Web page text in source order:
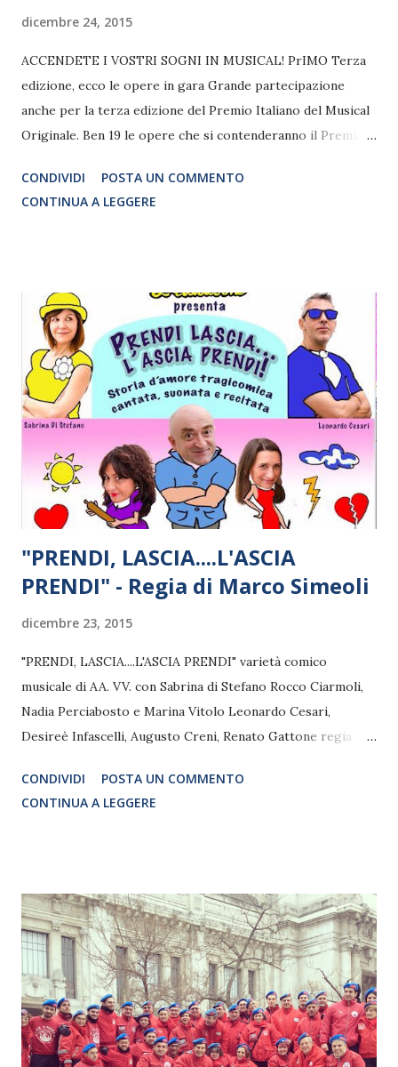
dicembre 24, 2015
ACCENDETE I VOSTRI SOGNI IN MUSICAL! PrIMO Terza
edizione, ecco le opere in gara Grande partecipazione
anche per la terza edizione del Premio Italiano del Musical
Originale. Ben 19 le opere che si contenderanno il Premio
Speciale di Saverio Marconi. Sette infine verranno scelte
dalla Giuria di Qualità per partecipare al voto on-line che
Anna dei sentieri di Simone Oliva e Cristian Cattini
Casanova di Anna Hurkmans e Raffaele Paglione Cookies di
Lorenzo Vacchi e Stefano Bonsi Divina Commedia di
Antonio Spaziano Dorian Live di Alessandro Oliver
Dorothy e il regno di Oz di Maurizio Brandalese, Valentina
Paiano, Alessandro Chiodini, Stefano Rossi Galileo Opera
Prog di Raimondo Di Cicco I Il Giudi...
CONDIVIDI
POSTA UN COMMENTO
CONTINUA A LEGGERE
"PRENDI, LASCIA....L'ASCIA
PRENDI" - Regia di Marco Simeoli
dicembre 23, 2015
"PRENDI, LASCIA....L'ASCIA PRENDI" varietà comico
musicale di AA. VV. con Sabrina di Stefano Rocco Ciarmoli,
Nadia Perciabosto e Marina Vitolo Leonardo Cesari,
Desireè Infascelli, Augusto Creni, Renato Gattone regia
Ormeggiato sotto Ponte Cavour IL 27 DICEMBRE 2015
Cosa succede se un quartetto jazz, una cantautrice, due
che il 27 dicembre sarà in scena al Lian Club di Roma. Sul
palco oltre a Sabrina di Stefano, cantautrice romana, si
esibiranno Leonardo Cesari, percussioni, Desireè Infascelli
alla fisarmonica, Augusto Creni alla chitarra manouche e
Renato Gattone al contrabbasso. Ad arricchire ancor di più
lo spettacolo tre attori comici: Rocco Ciarmoli, Nadia
Perciabosto e Marina Vitolo che insieme esplorano le
CONDIVIDI
POSTA UN COMMENTO
CONTINUA A LEGGERE